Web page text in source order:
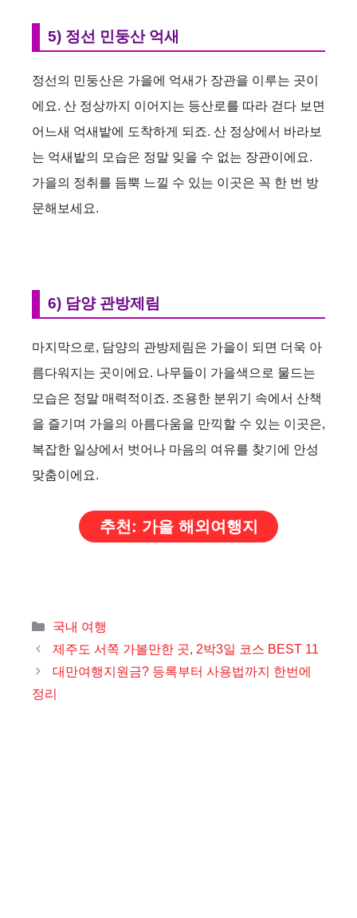
5) 정선 민둥산 억새
정선의 민둥산은 가을에 억새가 장관을 이루는 곳이
에요. 산 정상까지 이어지는 등산로를 따라 걷다 보면
어느새 억새밭에 도착하게 되죠. 산 정상에서 바라보
는 억새밭의 모습은 정말 잊을 수 없는 장관이에요.
가을의 정취를 듬뿍 느낄 수 있는 이곳은 꼭 한 번 방
문해보세요.
6) 담양 관방제림
마지막으로, 담양의 관방제림은 가을이 되면 더욱 아
름다워지는 곳이에요. 나무들이 가을색으로 물드는
모습은 정말 매력적이죠. 조용한 분위기 속에서 산책
을 즐기며 가을의 아름다움을 만끽할 수 있는 이곳은,
복잡한 일상에서 벗어나 마음의 여유를 찾기에 안성
맞춤이에요.
추천: 가을 해외여행지
카
테
고
리
국내 여행
제주도 서쪽 가볼만한 곳, 2박3일 코스 BEST 11
대만여행지원금? 등록부터 사용법까지 한번에
정리